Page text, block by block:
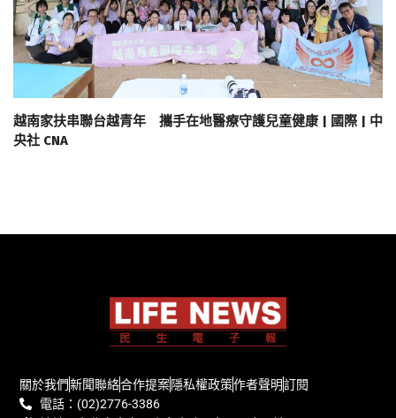
越南家扶串聯台越青年 攜手在地醫療守護兒童健康 | 國際 | 中
央社 CNA
關於我們新聞聯絡合作提案隱私權政策作者聲明訂閱
電話：(02)2776-3386